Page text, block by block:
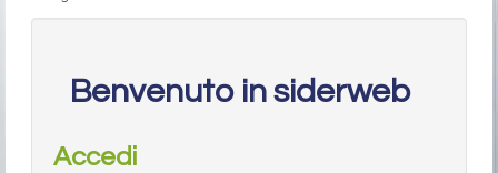
Benvenuto in siderweb
Accedi